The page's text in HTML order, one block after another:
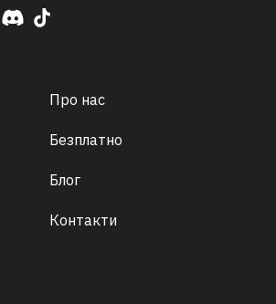
Про нас
Безплатно
Блог
Контакти